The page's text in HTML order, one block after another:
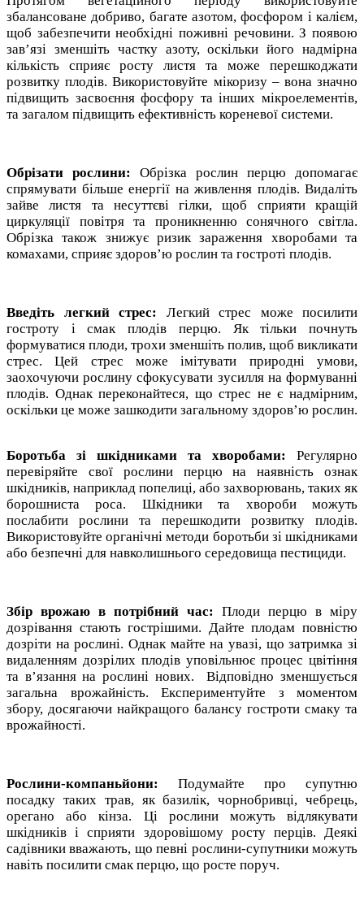
збалансоване добриво, багате азотом, фосфором і калієм,
щоб забезпечити необхідні поживні речовини. З появою
зав’язі зменшіть частку азоту, оскільки його надмірна
кількість сприяє росту листя та може перешкоджати
розвитку плодів. Використовуйте мікоризу – вона значно
підвищить засвоєння фосфору та інших мікроелементів,
та загалом підвищить ефективність кореневої системи.
Обрізати рослини: Обрізка рослин перцю допомагає
спрямувати більше енергії на живлення плодів. Видаліть
зайве листя та несуттєві гілки, щоб сприяти кращій
циркуляції повітря та проникненню сонячного світла.
Обрізка також знижує ризик зараження хворобами та
комахами, сприяє здоров’ю рослин та гостроті плодів.
Введіть легкий стрес: Легкий стрес може посилити
гостроту і смак плодів перцю. Як тільки почнуть
формуватися плоди, трохи зменшіть полив, щоб викликати
стрес. Цей стрес може імітувати природні умови,
заохочуючи рослину сфокусувати зусилля на формуванні
плодів. Однак переконайтеся, що стрес не є надмірним,
оскільки це може зашкодити загальному здоров’ю рослин.
Боротьба зі шкідниками та хворобами: Регулярно
перевіряйте свої рослини перцю на наявність ознак
шкідників, наприклад попелиці, або захворювань, таких як
борошниста роса. Шкідники та хвороби можуть
послабити рослини та перешкодити розвитку плодів.
Використовуйте органічні методи боротьби зі шкідниками
або безпечні для навколишнього середовища пестициди.
Збір врожаю в потрібний час: Плоди перцю в міру
дозрівання стають гострішими. Дайте плодам повністю
дозріти на рослині. Однак майте на увазі, що затримка зі
видаленням дозрілих плодів уповільнює процес цвітіння
та в’язання на рослині нових. Відповідно зменшується
загальна врожайність. Експериментуйте з моментом
збору, досягаючи найкращого балансу гостроти смаку та
врожайності.
Рослини-компаньйони: Подумайте про супутню
посадку таких трав, як базилік, чорнобривці, чебрець,
орегано або кінза. Ці рослини можуть відлякувати
шкідників і сприяти здоровішому росту перців. Деякі
садівники вважають, що певні рослини-супутники можуть
навіть посилити смак перцю, що росте поруч.